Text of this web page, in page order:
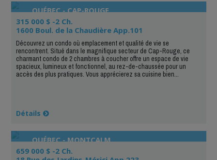
QUÉBEC - CAP-ROUGE
315 000 $ -2 Ch.
1600 Boul. de la Chaudière App.101
Découvrez un condo où emplacement et qualité de vie se
rencontrent. Situé dans le magnifique secteur de Cap-Rouge, ce
charmant condo de 2 chambres à coucher offre un espace de vie
spacieux, lumineux et fonctionnel, au rez-de-chaussée pour un
accès des plus pratiques. Vous apprécierez sa cuisine bien...
Détails
QUÉBEC - MONTCALM
659 000 $ -2 Ch.